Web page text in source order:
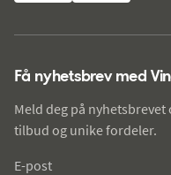
Få nyhetsbrev med
Meld deg på
tilbud og unike fordeler.
E-post